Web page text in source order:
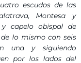
escudos de las
Montesa y
capelo obispal de
lo mismo con seis
una y siguiendo
por los lados del